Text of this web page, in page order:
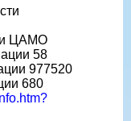
ЦАМО
58
977520
680